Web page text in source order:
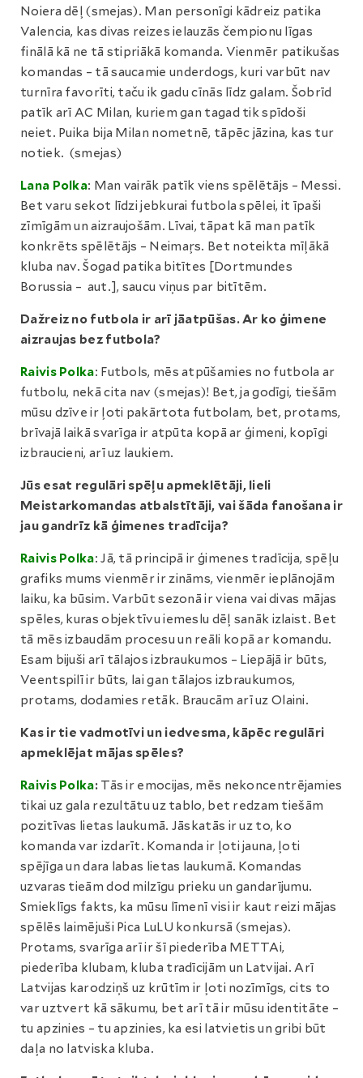
Noiera dēļ (smejas). Man personīgi kādreiz patika
Valencia, kas divas reizes ielauzās čempionu līgas
finālā kā ne tā stipriākā komanda. Vienmēr patikušas
komandas – tā saucamie underdogs, kuri varbūt nav
turnīra favorīti, taču ik gadu cīnās līdz galam. Šobrīd
patīk arī AC Milan, kuriem gan tagad tik spīdoši
neiet. Puika bija Milan nometnē, tāpēc jāzina, kas tur
notiek. (smejas)
Lana Polka: Man vairāk patīk viens spēlētājs – Messi.
Bet varu sekot līdzi jebkurai futbola spēlei, it īpaši
zīmīgām un aizraujošām. Līvai, tāpat kā man patīk
konkrēts spēlētājs – Neimaŗs. Bet noteikta mīļākā
kluba nav. Šogad patika bitītes [Dortmundes
Borussia – aut.], saucu viņus par bitītēm.
Dažreiz no futbola ir arī jāatpūšas. Ar ko ģimene
aizraujas bez futbola?
Raivis Polka: Futbols, mēs atpūšamies no futbola ar
futbolu, nekā cita nav (smejas)! Bet, ja godīgi, tiešām
mūsu dzīve ir ļoti pakārtota futbolam, bet, protams,
brīvajā laikā svarīga ir atpūta kopā ar ģimeni, kopīgi
izbraucieni, arī uz laukiem.
Jūs esat regulāri spēļu apmeklētāji, lieli
Meistarkomandas atbalstītāji, vai šāda fanošana ir
jau gandrīz kā ģimenes tradīcija?
Raivis Polka: Jā, tā principā ir ģimenes tradīcija, spēļu
grafiks mums vienmēr ir zināms, vienmēr ieplānojām
laiku, ka būsim. Varbūt sezonā ir viena vai divas mājas
spēles, kuras objektīvu iemeslu dēļ sanāk izlaist. Bet
tā mēs izbaudām procesu un reāli kopā ar komandu.
Esam bijuši arī tālajos izbraukumos – Liepājā ir būts,
Veentspilī ir būts, lai gan tālajos izbraukumos,
protams, dodamies retāk. Braucām arī uz Olaini.
Kas ir tie vadmotīvi un iedvesma, kāpēc regulāri
apmeklējat mājas spēles?
Raivis Polka:Tās ir emocijas, mēs nekoncentrējamies
tikai uz gala rezultātu uz tablo, bet redzam tiešām
pozitīvas lietas laukumā. Jāskatās ir uz to, ko
komanda var izdarīt. Komanda ir ļoti jauna, ļoti
spējīga un dara labas lietas laukumā. Komandas
uzvaras tieām dod milzīgu prieku un gandarījumu.
Smieklīgs fakts, ka mūsu līmenī visi ir kaut reizi mājas
spēlēs laimējuši Pica LuLU konkursā (smejas).
Protams, svarīga arī ir šī piederība METTAi,
piederība klubam, kluba tradīcijām un Latvijai. Arī
Latvijas karodziņš uz krūtīm ir ļoti nozīmīgs, cits to
var uztvert kā sākumu, bet arī tā ir mūsu identitāte –
tu apzinies – tu apzinies, ka esi latvietis un gribi būt
daļa no latviska kluba.